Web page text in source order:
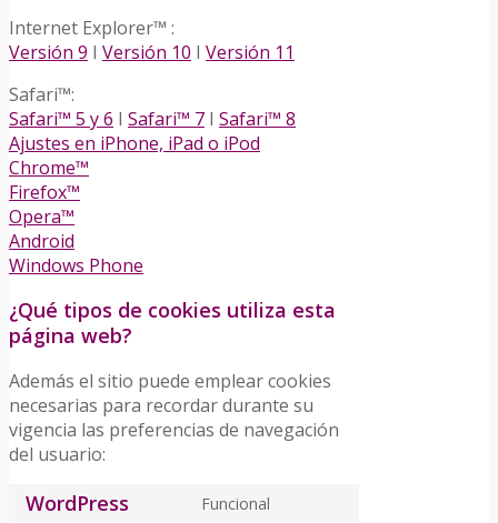
Internet Explorer™ :
Versión 9 I Versión 10 I Versión 11
Safari™:
Safari™ 5 y 6 I Safari™ 7 I Safari™ 8
Ajustes en iPhone, iPad o iPod
Chrome™
Firefox™
Opera™
Android
Windows Phone
¿Qué tipos de cookies utiliza esta
página web?
Además el sitio puede emplear cookies
necesarias para recordar durante su
vigencia las preferencias de navegación
del usuario:
WordPress Funcional